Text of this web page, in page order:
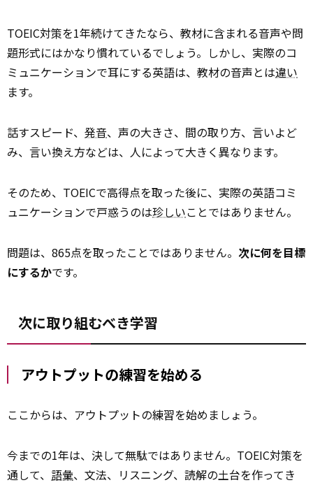
TOEIC対策を1年続けてきたなら、教材に含まれる音声や問
題形式にはかなり慣れているでしょう。しかし、実際のコ
ミュニケーションで耳にする英語は、教材の音声とは違い
ます。
話すスピード、 発音、声の大きさ、間の取り方、言いよど
み、言い換え方などは、人によって大きく異なります。
そのため、TOEICで高得点を取った後に、実際の英語コミ
ュニケーションで戸惑うのは珍しいことではありません。
問題は、865点を取ったことではありません。 次に何を目標
にするかです。
次に取り組むべき学習
アウトプットの練習を始める
ここからは、アウトプットの練習を始めましょう。
今までの1年は、決して無駄ではありません。TOEIC対策を
通して、 語彙、文法、リスニング、読解の土台を作ってき